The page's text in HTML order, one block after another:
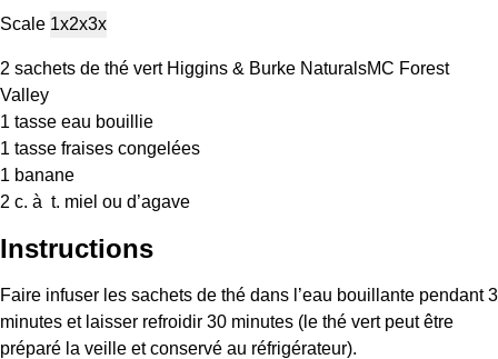
Scale 1x2x3x
2 sachets de thé vert Higgins & Burke NaturalsMC Forest
Valley
1 tasse eau bouillie
1 tasse fraises congelées
1 banane
2 c. à t. miel ou d’agave
Instructions
Faire infuser les sachets de thé dans l’eau bouillante pendant 3
minutes et laisser refroidir 30 minutes (le thé vert peut être
préparé la veille et conservé au réfrigérateur).